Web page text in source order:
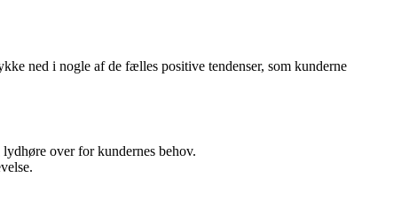
ned i nogle af de fælles positive tendenser, som kunderne
over for kundernes behov.